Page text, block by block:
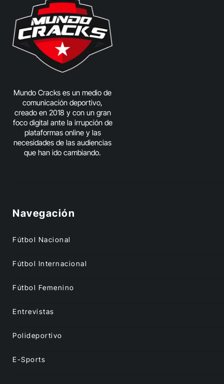
Mundo Cracks es un medio de
comunicación deportivo,
creado en 2018 y con un gran
foco digital ante la irrupción de
plataformas online y las
necesidades de las audiencias
que han ido cambiando.
Navegación
Fútbol Nacional
Fútbol Internacional
Fútbol Femenino
Entrevistas
Polideportivo
E-Sports